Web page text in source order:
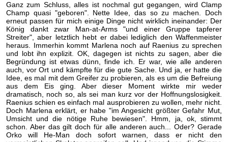
Ganz zum Schluss, alles ist nochmal gut gegangen, wird Clamp
Champ quasi "geboren". Nette Idee, das so zu machen. Doch
erneut passen für mich einige Dinge nicht wirklich ineinander: Der
König dankt zwar Man-at-Arms "und einer Gruppe tapferer
Streiter", aber letztlich hebt er dabei lediglich den Waffenmeister
heraus. Immerhin kommt Marlena noch auf Raenius zu sprechen
und lobt ihn explizit. OK, dagegen ist nichts zu sagen, aber die
Begründung ist etwas dünn, finde ich. Er war, wie alle anderen
auch, vor Ort und kämpfte für die gute Sache. Und ja, er hatte die
Idee, es mal mit dem Greifer zu probieren, als es um die Befreiung
aus dem Eis ging. Aber dieser Moment wirkte mir weder
dramatisch, noch so, als sei man kurz vor der Hoffnungslosigkeit.
Raenius schien es einfach mal ausprobieren zu wollen, mehr nicht.
Doch Marlena erklärt, er habe "im Angesicht größter Gefahr Mut,
Umsicht und die nötige Ruhe bewiesen". Hmm, ja, ok, stimmt
schon. Aber das gilt doch für alle anderen auch... Oder? Gerade
Orko will He-Man doch sofort warnen, dass er nicht den